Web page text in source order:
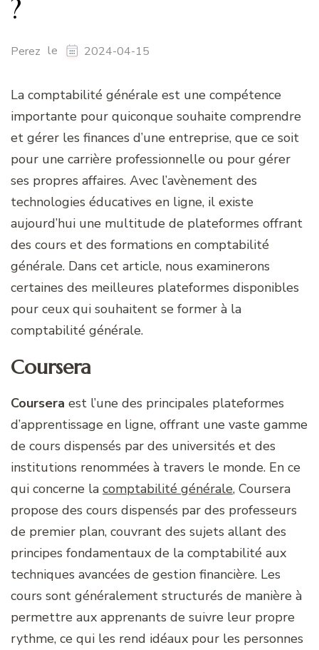
?
Perez le 2024-04-15
La comptabilité générale est une compétence
importante pour quiconque souhaite comprendre
et gérer les finances d’une entreprise, que ce soit
pour une carrière professionnelle ou pour gérer
ses propres affaires. Avec l’avènement des
technologies éducatives en ligne, il existe
aujourd’hui une multitude de plateformes offrant
des cours et des formations en comptabilité
générale. Dans cet article, nous examinerons
certaines des meilleures plateformes disponibles
pour ceux qui souhaitent se former à la
comptabilité générale.
Coursera
Coursera est l’une des principales plateformes
d’apprentissage en ligne, offrant une vaste gamme
de cours dispensés par des universités et des
institutions renommées à travers le monde. En ce
qui concerne la comptabilité générale, Coursera
propose des cours dispensés par des professeurs
de premier plan, couvrant des sujets allant des
principes fondamentaux de la comptabilité aux
techniques avancées de gestion financière. Les
cours sont généralement structurés de manière à
permettre aux apprenants de suivre leur propre
rythme, ce qui les rend idéaux pour les personnes